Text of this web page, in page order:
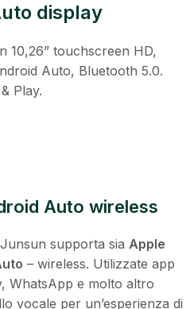
display
10,26” touchscreen HD,
Auto, Bluetooth 5.0.
Play.
Auto wireless
supporta sia Apple
– wireless. Utilizzate app
WhatsApp e molto altro
vocale per un’esperienza di